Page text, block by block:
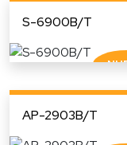
S-6900B/T
AP-2903B/T